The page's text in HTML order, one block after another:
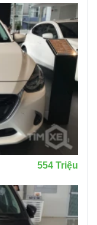
554 Triệu